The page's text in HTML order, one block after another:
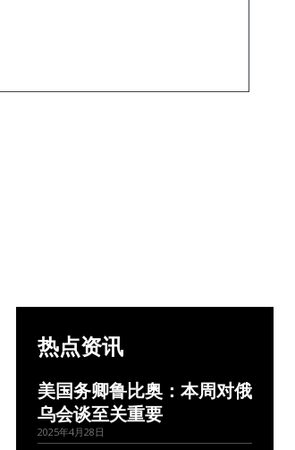
热点资讯
美国务卿鲁比奥：本周对俄
乌会谈至关重要
2025年4月28日